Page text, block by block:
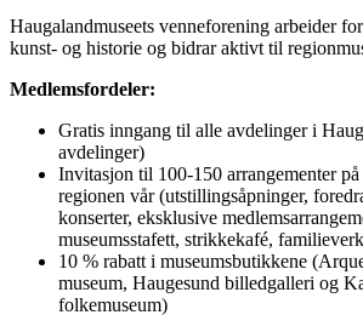
Haugalandmuseets venneforening arbeider
kunst- og historie og bidrar aktivt til
Medlemsfordeler:
Gratis inngang til alle avdelinger i
avdelinger)
Invitasjon til 100-150 arrangementer
regionen vår (utstillingsåpninger,
konserter, eksklusive
museumsstafett, strikkekafé,
10 % rabatt i museumsbutikkene
museum, Haugesund billedgalleri og
folkemuseum)